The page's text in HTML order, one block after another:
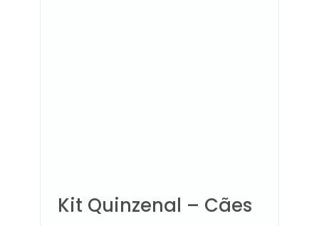
Kit Quinzenal – Cães